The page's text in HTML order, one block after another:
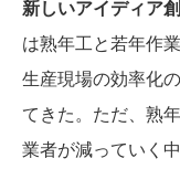
新しいアイディア
は熟年工と若年作
生産現場の効率化
てきた。ただ、熟
業者が減っていく